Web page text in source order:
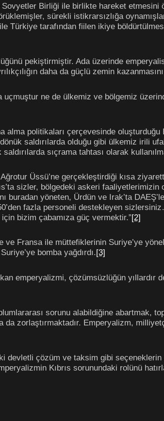
Sovyetler Birliği ile birlikte hareket etmesini
sürekli istikrarsızlığa
Türkiye tarafından fiilen ikiye
pekiştirmiştir. Ada üzerinde
daha da güçlü zemin kazanmasını
ne de ülkemiz ve bölgemiz
alma politikaları çerçevesinde
saldırılarda olduğu gibi ülkemiz irili
sıçrama tahtası olarak
Üssü’ne gerçekleştirdiği kısa
sizler, bölgedeki askeri
buradan yöneten, Ürdün ve Irak’ta
fazla personeli destekleyen
bizim çabamıza güç vermektir.”[2]
Fransa ile müttefiklerinin Suriye’ye
bomba yağdırdı.[3]
emperyalizmi, çözümsüzlüğün yıllardır
sorunu alabildiğine abartmak,
zorlaştırmaktadır. Emperyalizm,
devletli çözüm ve taksim gibi
Kıbrıs sorunundaki rolünü